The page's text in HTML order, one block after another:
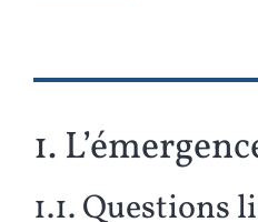
1.
1.1. Questions